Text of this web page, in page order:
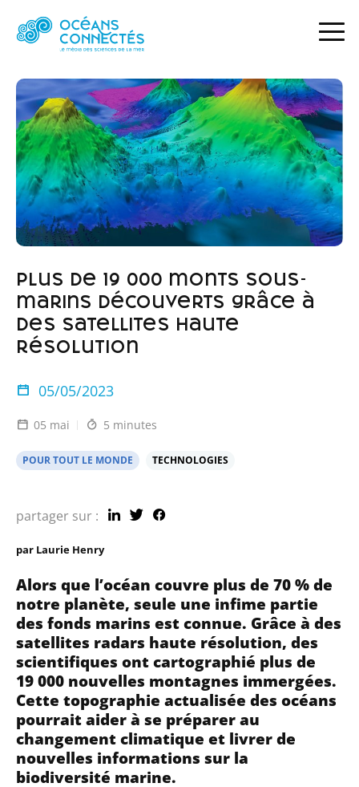
ACCUEIL ACTUALITÉS
Plus de 19 000 monts sous-
marins découverts grâce à
des satellites haute
résolution
05/05/2023
05 mai 5 minutes
POUR TOUT LE MONDE TECHNOLOGIES
partager sur :
par Laurie Henry
Alors que l’océan couvre plus de 70 % de
notre planète, seule une infime partie
des fonds marins est connue. Grâce à des
satellites radars haute résolution, des
scientifiques ont cartographié plus de
19 000 nouvelles montagnes immergées.
Cette topographie actualisée des océans
pourrait aider à se préparer au
changement climatique et livrer de
nouvelles informations sur la
biodiversité marine.